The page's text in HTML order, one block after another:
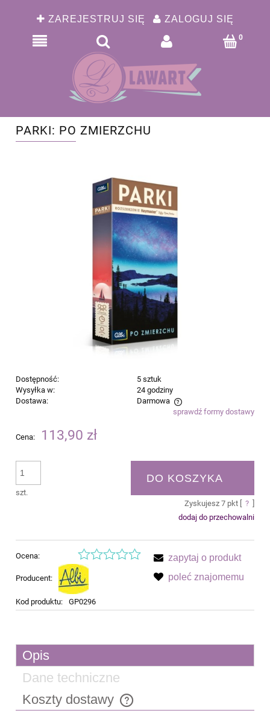
ZAREJESTRUJ SIĘ ZALOGUJ SIĘ
PARKI: PO ZMIERZCHU
Dostępność:
5 sztuk
Wysyłka w:
24 godziny
Dostawa:
Darmowa
Cena nie zawiera ewentualnych kosztów płatnościsprawdź formy dostawy
Cena: 113,90 zł
szt.
DO KOSZYKA
Zyskujesz 7pkt [ ?
dodaj do przechowalni
Ocena:
Producent:
Kod produktu: GP0296
zapytaj o produkt
poleć znajomemu
Opis
Dane techniczne
Koszty dostawy
Cena nie zawiera ewentualnych kosztów płatności